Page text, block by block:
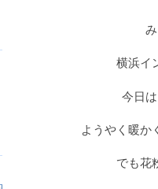
横浜イ
今日
ようやく暖か
でも花